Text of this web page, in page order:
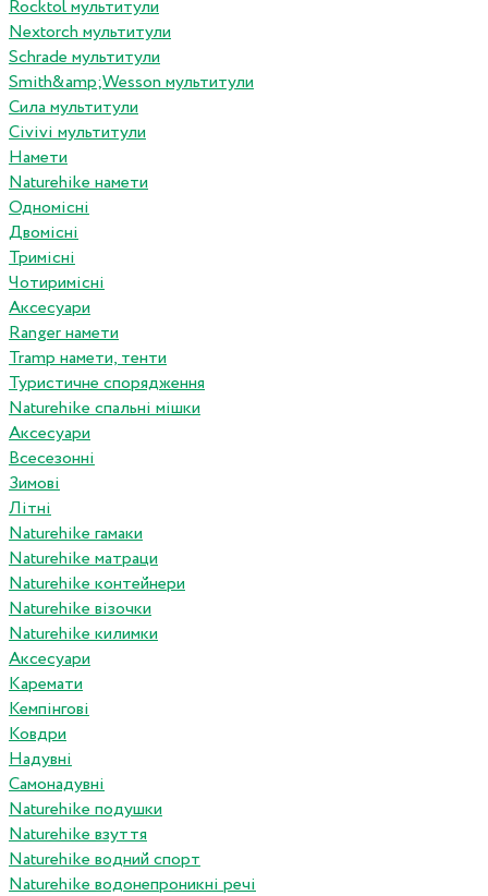
Rocktol мультитули
Nextorch мультитули
Schrade мультитули
Smith&amp;Wesson мультитули
Сила мультитули
Civivi мультитули
Намети
Naturehike намети
Одномісні
Двомісні
Тримісні
Чотиримісні
Аксесуари
Ranger намети
Tramp намети, тенти
Туристичне спорядження
Naturehike спальні мішки
Аксесуари
Всесезонні
Зимові
Літні
Naturehike гамаки
Naturehike матраци
Naturehike контейнери
Naturehike візочки
Naturehike килимки
Аксесуари
Каремати
Кемпінгові
Ковдри
Надувні
Самонадувні
Naturehike подушки
Naturehike взуття
Naturehike водний спорт
Naturehike водонепроникні речі